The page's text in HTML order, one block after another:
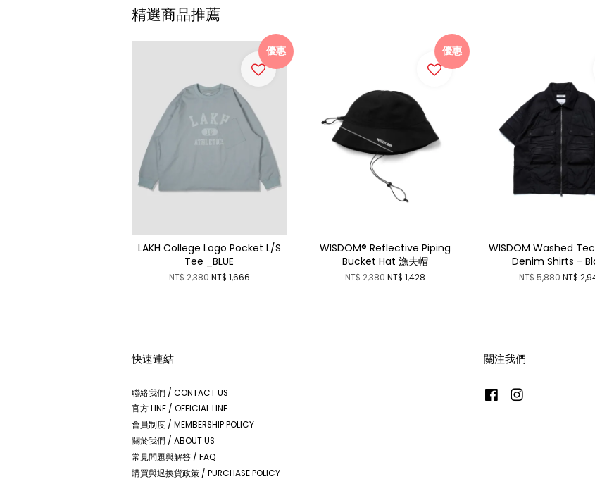
精選商品推薦
優惠
LAKH College Logo Pocket L/S
Tee _BLUE
NT$ 2,380NT$ 1,666
優惠
WISDOM® Reflective Piping
Bucket Hat 漁夫帽
NT$ 2,380NT$ 1,428
WISDOM Washed
Denim Shirts -
NT$ 5,880NT$
快速連結
聯絡我們 / CONTACT US
官方 LINE / OFFICIAL LINE
會員制度 / MEMBERSHIP POLICY
關於我們 / ABOUT US
常見問題與解答 / FAQ
購買與退換貨政策 / PURCHASE POLICY
關注我們
Facebook